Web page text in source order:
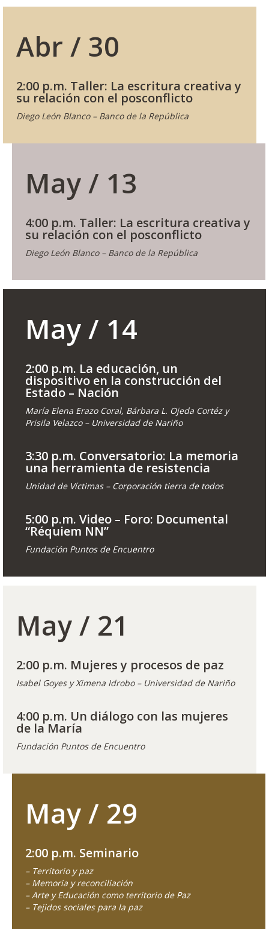
Abr / 30
2:00 p.m. Taller: La escritura creativa y
su relación con el posconflicto
Diego León Blanco – Banco de la República
May / 13
4:00 p.m. Taller: La escritura creativa y
su relación con el posconflicto
Diego León Blanco – Banco de la República
May / 14
2:00 p.m. La educación, un
dispositivo en la construcción del
Estado – Nación
María Elena Erazo Coral, Bárbara L. Ojeda Cortéz y
Prisila Velazco – Universidad de Nariño
3:30 p.m. Conversatorio: La memoria
una herramienta de resistencia
Unidad de Víctimas – Corporación tierra de todos
5:00 p.m. Video – Foro: Documental
“Réquiem NN”
Fundación Puntos de Encuentro
May / 21
2:00 p.m. Mujeres y procesos de paz
Isabel Goyes y Ximena Idrobo – Universidad de Nariño
4:00 p.m. Un diálogo con las mujeres
de la María
Fundación Puntos de Encuentro
May / 29
2:00 p.m. Seminario
– Territorio y paz
– Memoria y reconciliación
– Arte y Educación como territorio de Paz
– Tejidos sociales para la paz